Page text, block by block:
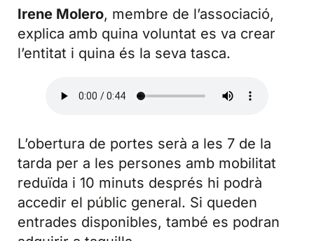
Irene Molero, membre de l’associació,
explica amb quina voluntat es va crear
l’entitat i quina és la seva tasca.
L’obertura de portes serà a les 7 de la
tarda per a les persones amb mobilitat
reduïda i 10 minuts després hi podrà
accedir el públic general. Si queden
entrades disponibles, també es podran